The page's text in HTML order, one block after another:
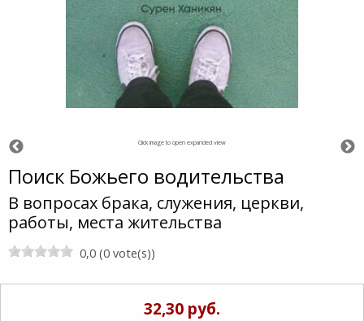
Click image to open expanded view
Поиск Божьего водительства
В вопросах брака, служения, церкви,
работы, места жительства
0,0 (0 vote(s))
32,30 руб.